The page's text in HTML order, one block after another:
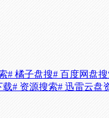
# 橘子盘搜# 百度网盘
载# 资源搜索# 迅雷云盘